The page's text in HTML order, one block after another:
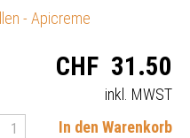
CHF 31.50
inkl. MWST
In den Warenkorb